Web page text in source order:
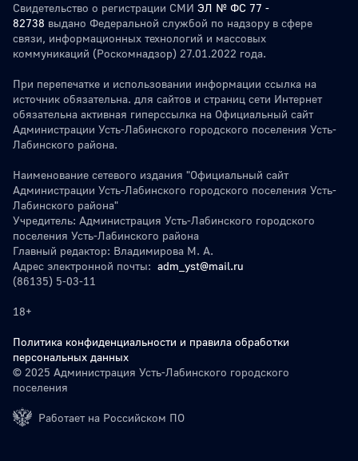
Свидетельство о регистрации СМИ ЭЛ № ФС 77 -
82738 выдано Федеральной службой по надзору в сфере
связи, информационных технологий и массовых
коммуникаций (Роскомнадзор) 27.01.2022 года.
При перепечатке и использовании информации ссылка на
источник обязательна. для сайтов и страниц сети Интернет
обязательна активная гиперссылка на Официальный сайт
Администрации Усть-Лабинского городского поселения Усть-
Лабинского района.
Наименование сетевого издания "Официальный сайт
Администрации Усть-Лабинского городского поселения Усть-
Лабинского района"
Учредитель: Администрация Усть-Лабинского городского
поселения Усть-Лабинского района
Главный редактор: Владимирова М. А.
Адрес электронной почты: adm_yst@mail.ru
(86135) 5-03-11
18+
Политика конфиденциальности и правила обработки
персональных данных
© 2025 Администрация Усть-Лабинского городского
поселения
Работает на Российском ПО